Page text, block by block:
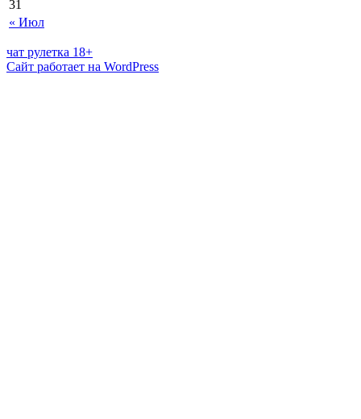
« Июл
31
чат рулетка 18+
Сайт работает на WordPress